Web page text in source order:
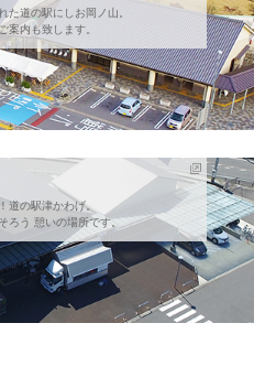
た道の駅にしお岡ノ山。
案内も致します。
道の駅津かわげ。
ろう 憩いの場所です。